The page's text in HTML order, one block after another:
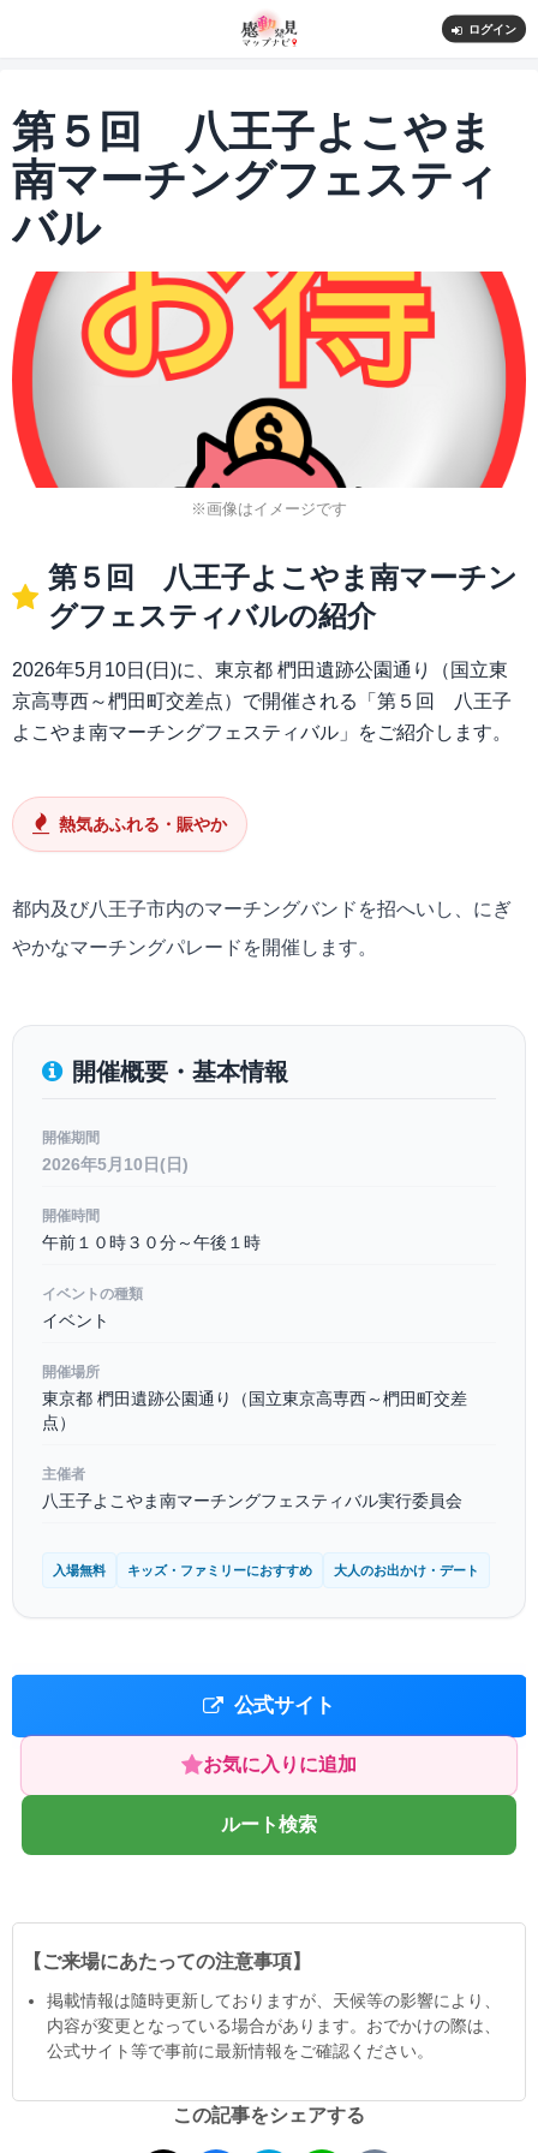
ログイン
第５回 八王子よこやま
南マーチングフェスティ
バル
※画像はイメージです
第５回 八王子よこやま南マーチン
グフェスティバルの紹介
2026年5月10日(日)に、東京都 椚田遺跡公園通り（国立東
京高専西～椚田町交差点）で開催される「第５回 八王子
よこやま南マーチングフェスティバル」をご紹介します。
熱気あふれる・賑やか
都内及び八王子市内のマーチングバンドを招へいし、にぎ
やかなマーチングパレードを開催します。
開催概要・基本情報
開催期間
2026年5月10日(日)
開催時間
午前１０時３０分～午後１時
イベントの種類
イベント
開催場所
東京都 椚田遺跡公園通り（国立東京高専西～椚田町交差
点）
主催者
八王子よこやま南マーチングフェスティバル実行委員会
入場無料 キッズ・ファミリーにおすすめ 大人のお出かけ・デート
公式サイト
お気に入りに追加
ルート検索
【ご来場にあたっての注意事項】
掲載情報は隨時更新しておりますが、天候等の影響により、
内容が変更となっている場合があります。おでかけの際は、
公式サイト等で事前に最新情報をご確認ください。
この記事をシェアする